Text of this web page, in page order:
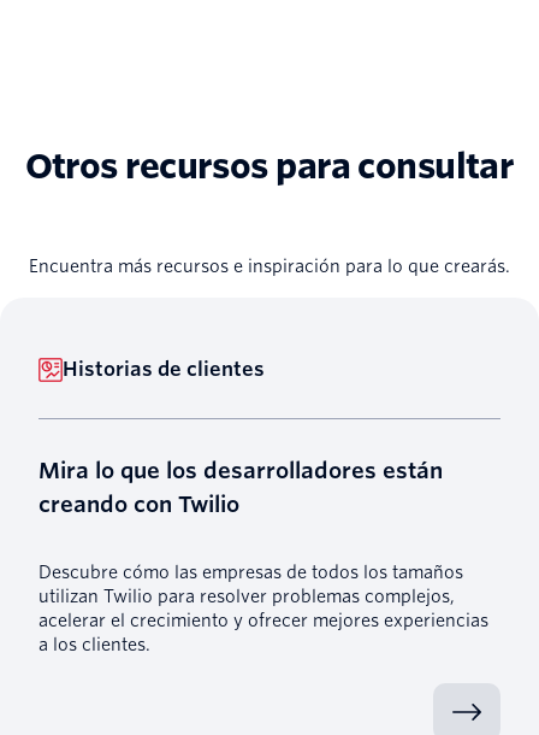
Otros recursos para consultar
Encuentra más recursos e inspiración para lo que crearás.
Historias de clientes
Mira lo que los desarrolladores están
creando con Twilio
Descubre cómo las empresas de todos los tamaños
utilizan Twilio para resolver problemas complejos,
acelerar el crecimiento y ofrecer mejores experiencias
a los clientes.